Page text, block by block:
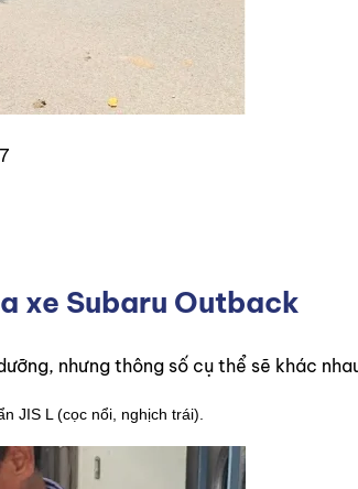
xe Subaru Outback
nhưng thông số cụ thể sẽ khác
JIS L (cọc nổi, nghịch trái).